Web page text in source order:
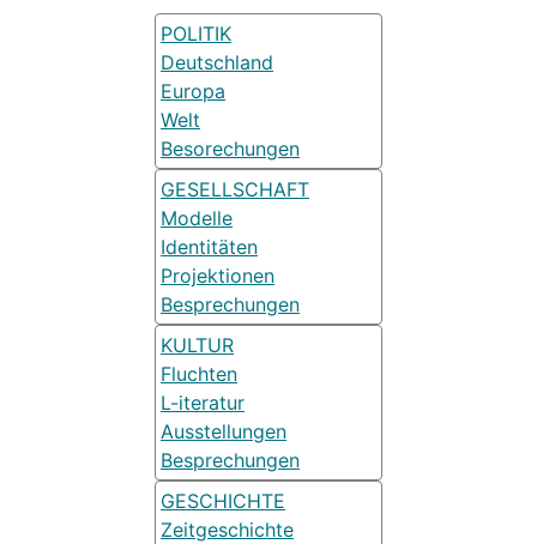
POLITIK
Deutschland
Europa
Welt
Besorechungen
GESELLSCHAFT
Modelle
Identitäten
Projektionen
Besprechungen
KULTUR
Fluchten
L-iteratur
Ausstellungen
Besprechungen
GESCHICHTE
Zeitgeschichte